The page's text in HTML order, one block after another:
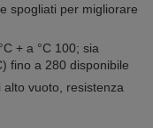
spogliati per migliorare
+ a °C 100; sia
fino a 280 disponibile
vuoto, resistenza